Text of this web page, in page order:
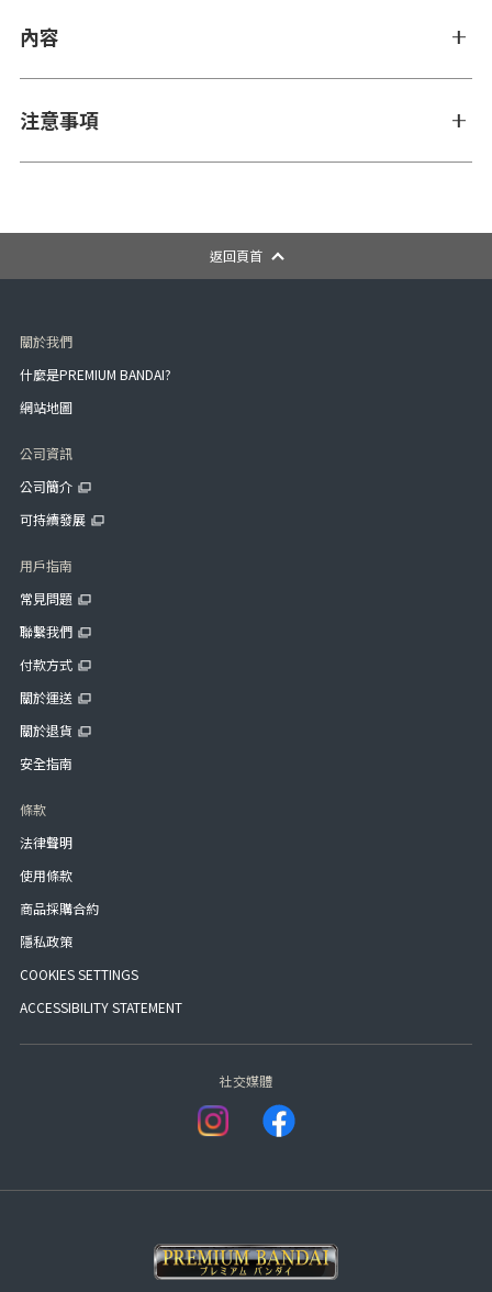
內容
注意事項
返回頁首
關於我們
什麼是PREMIUM BANDAI?
網站地圖
公司資訊
公司簡介
可持續發展
用戶指南
常見問題
聯繫我們
付款方式
關於運送
關於退貨
安全指南
條款
法律聲明
使用條款
商品採購合約
隱私政策
COOKIES SETTINGS
ACCESSIBILITY STATEMENT
社交媒體